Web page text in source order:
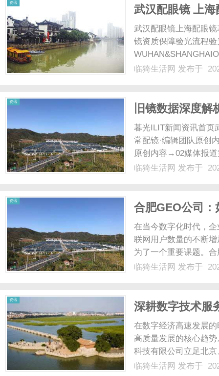
资讯
武汉配眼镜 上海
武汉配眼镜上海配眼
镜资质保障验光流程
配镜的写字楼眼镜店
临猗生活网 发布于
资讯
旧镜数据深度
暮光ILIT新闻资讯首页
常配镜·编辑团队原创
原创内容→02媒体报
数据驱动处方优化作
临猗生活网 发布于
资讯
合肥GEO公司
可见度
在当今数字化时代，
联网用户数量的不断
为了一个重要课题。
种策略，致力于帮助
临猗生活网 发布于
资讯
深耕数字技术服
型升级
在数字经济高速发展
高质量发展的核心趋
科技有限公司立足北
案落地，持续为各类
临猗生活网 发布于